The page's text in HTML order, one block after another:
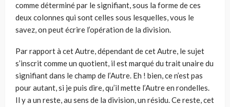
comme déterminé par le signifiant, sous la forme de ces
deux colonnes qui sont celles sous lesquelles, vous le
savez, on peut écrire l’opération de la division.
Par rapport à cet Autre, dépendant de cet Autre, le sujet
s’inscrit comme un quotient, il est marqué du trait unaire du
signifiant dans le champ de l’Autre. Eh ! bien, ce n’est pas
pour autant, si je puis dire, qu’il mette l’Autre en rondelles.
Il y a un reste, au sens de la division, un résidu. Ce reste, cet